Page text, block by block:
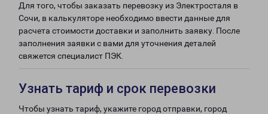
Для того, чтобы заказать перевозку из Электросталя в
Сочи, в калькуляторе необходимо ввести данные для
расчета стоимости доставки и заполнить заявку. После
заполнения заявки с вами для уточнения деталей
свяжется специалист ПЭК.
Узнать тариф и срок перевозки
Чтобы узнать тариф, укажите город отправки, город